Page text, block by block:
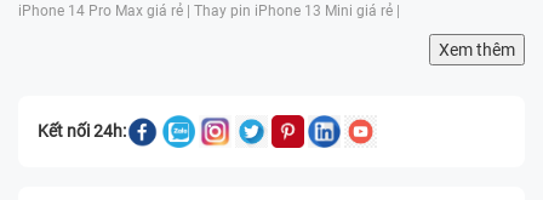
iPhone 14 Pro Max giá rẻ | Thay pin iPhone 13 Mini giá rẻ |
Xem thêm
Kết nối 24h: